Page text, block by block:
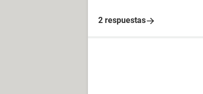
2 respuestas